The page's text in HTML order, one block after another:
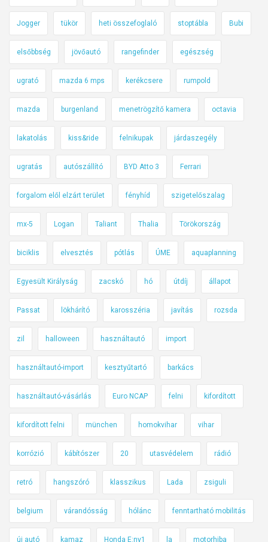
Jogger tükör heti összefoglaló stoptábla Bubi
elsőbbség jövőautó rangefinder egészség
ugrató mazda 6 mps kerékcsere rumpold
mazda burgenland menetrögzítő kamera octavia
lakatolás kiss&ride felnikupak járdaszegély
ugratás autószállító BYD Atto 3 Ferrari
forgalom elől elzárt terület fényhíd szigetelőszalag
mx-5 Logan Taliant Thalia Törökország
biciklis elvesztés pótlás ÚME aquaplanning
Egyesült Királyság zacskó hó útdíj állapot
Passat lökhárító karosszéria javítás rozsda
zil halloween használtautó import
használtautó-import kesztyűtartó barkács
használtautó-vásárlás Euro NCAP felni kifordított
kifordított felni münchen homokvihar vihar
korrózió kábítószer 20 utasvédelem rádió
retró hangszóró klasszikus Lada zsiguli
belgium várandósság hólánc fenntartható mobilitás
új autó kamaz Honda E:ny1 la motorhiba